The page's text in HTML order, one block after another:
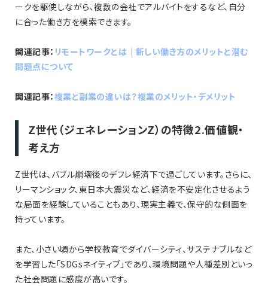
ークを駆使しながら、複数の会社でアルバイトをするなど、自分
に合った働き方を模索できます。
関連記事： リモートワークとは｜新しい働き方のメリットと潜む
問題点について
関連記事：複業と副業の違いは？複業のメリット・デメリット
Z世代（ジェネレーションZ）の特徴2.価値観・
考え方
Z世代は、バブル崩壊後のデフレ経済下で過ごしています。さらに、
リーマンショック、東日本大震災など、経済を不安定化させるよう
な局面を経験していることもあり、現実主義で、保守的な側面を
持っています。
また、小さい頃から学校教育でダイバーシティ、サステナブルなど
を学習した「SDGsネイティブ」であり、環境問題や人種差別といっ
た社会問題に感度が高いです。